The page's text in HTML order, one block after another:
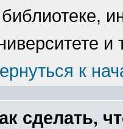
и
к
сделать,